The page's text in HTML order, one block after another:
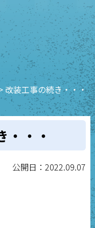
改装工事の続き・・・
・・・
公開日：2022.09.07